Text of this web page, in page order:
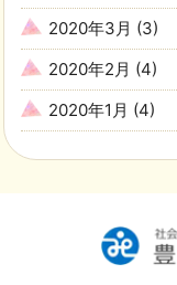
2020年3月 (3)
2020年2月 (4)
2020年1月 (4)